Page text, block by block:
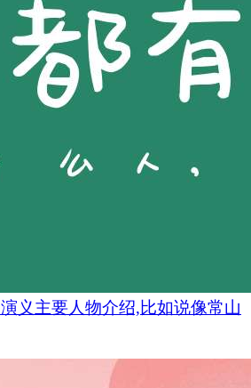
义主要人物介绍,比如说像常山